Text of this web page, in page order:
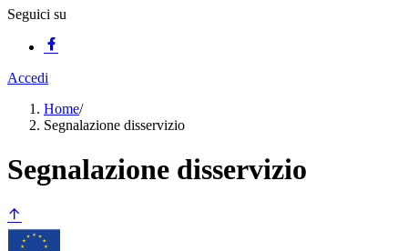
Seguici su
Accedi
Home/
Segnalazione disservizio
Segnalazione disservizio